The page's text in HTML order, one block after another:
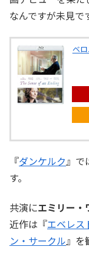
なんですが未見で
ベ
『ダンケルク 』
す。
共演にエミリー・
近作は『エベレ
ン・サークル』を